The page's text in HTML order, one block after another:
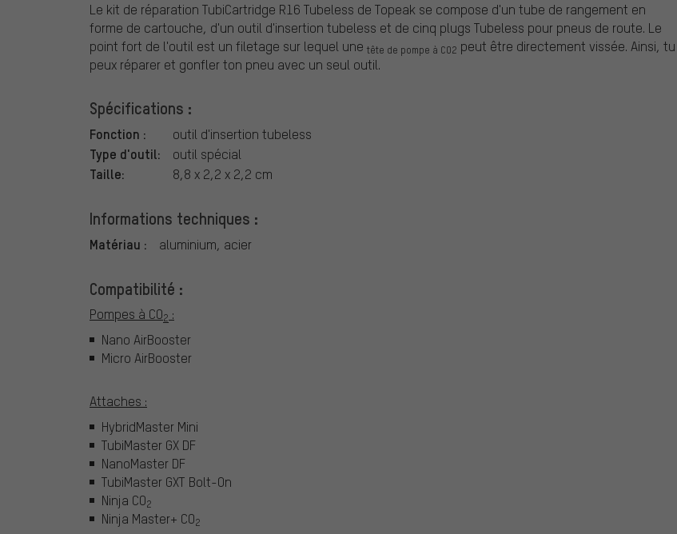
Le kit de réparation TubiCartridge R16 Tubeless de Topeak se compose d'un tube de rangement en
forme de cartouche, d'un outil d'insertion tubeless et de cinq plugs Tubeless pour pneus de route. Le
point fort de l'outil est un filetage sur lequel une tête de pompe à CO2 peut être directement vissée. Ainsi, tu
peux réparer et gonfler ton pneu avec un seul outil.
Spécifications :
Fonction : outil d'insertion tubeless
Type d'outil: outil spécial
Taille: 8,8 x 2,2 x 2,2 cm
Informations techniques :
Matériau : aluminium, acier
Compatibilité :
Pompes à CO2 :
Nano AirBooster
Micro AirBooster
Attaches :
HybridMaster Mini
TubiMaster GX DF
NanoMaster DF
TubiMaster GXT Bolt-On
Ninja CO2
Ninja Master+ CO2